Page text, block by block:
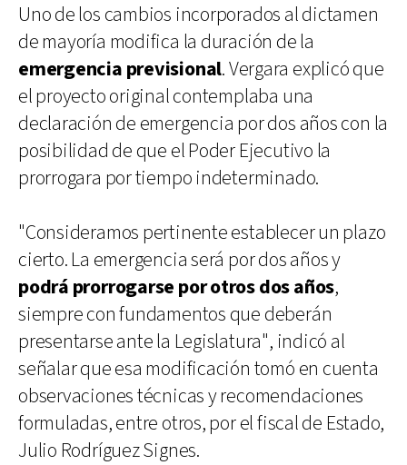
Uno de los cambios incorporados al dictamen
de mayoría modifica la duración de la
emergencia previsional. Vergara explicó que
el proyecto original contemplaba una
declaración de emergencia por dos años con la
posibilidad de que el Poder Ejecutivo la
prorrogara por tiempo indeterminado.
"Consideramos pertinente establecer un plazo
cierto. La emergencia será por dos años y
podrá prorrogarse por otros dos años,
siempre con fundamentos que deberán
presentarse ante la Legislatura", indicó al
señalar que esa modificación tomó en cuenta
observaciones técnicas y recomendaciones
formuladas, entre otros, por el fiscal de Estado,
Julio Rodríguez Signes.